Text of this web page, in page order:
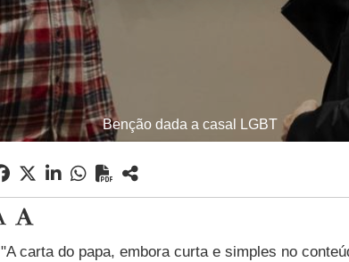
Benção dada a casal LGBT
"A carta do papa, embora curta e simples no